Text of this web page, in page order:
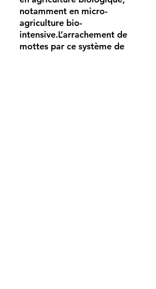
notamment en micro-
agriculture bio-
intensive.L’arrachement de
mottes par ce système de